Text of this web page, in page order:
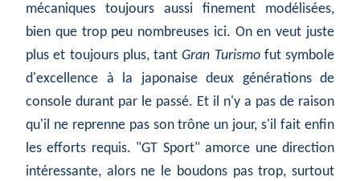
mécaniques toujours aussi finement modélisées,
bien que trop peu nombreuses ici. On en veut juste
plus et toujours plus, tantGran Turismofut symbole
d'excellence à la japonaise deux générations de
console durant par le passé. Et il n'y a pas de raison
qu'il ne reprenne pas son trône un jour, s'il fait enfin
les efforts requis. "GT Sport" amorce une direction
intéressante, alors ne le boudons pas trop, surtout